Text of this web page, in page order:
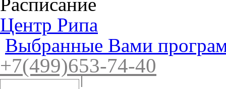
Центр Рипа
Выбранные Вами
+7(499)653-74-40